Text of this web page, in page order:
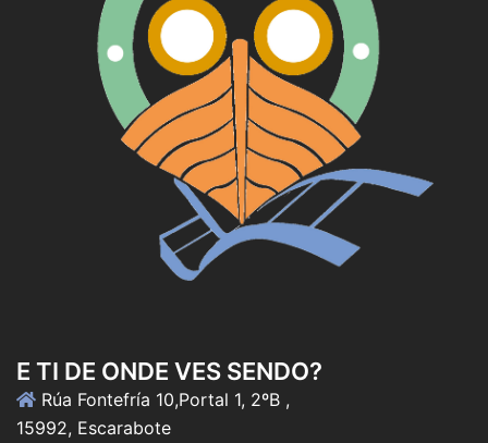
E TI DE ONDE VES SENDO?
Rúa Fontefría 10,Portal 1, 2ºB ,
15992, Escarabote